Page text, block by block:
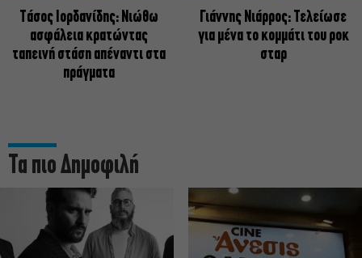
Tάσος Ιορδανίδης: Νιώθω
ασφάλεια κρατώντας
ταπεινή στάση απέναντι στα
πράγματα
Γιάννης Νιάρρος: Τελείωσε
για μένα το κομμάτι του ροκ
σταρ
Τα πιο Δημοφιλή